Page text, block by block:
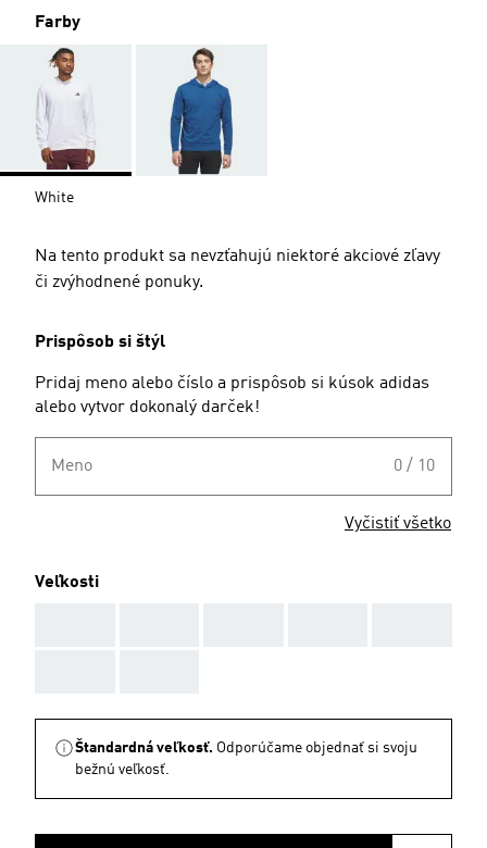
Farby
White
Na tento produkt sa nevzťahujú niektoré akciové zľavy
či zvýhodnené ponuky.
Prispôsob si štýl
Pridaj meno alebo číslo a prispôsob si kúsok adidas
alebo vytvor dokonalý darček!
Meno 0 / 10
Vyčistiť všetko
Veľkosti
Štandardná veľkosť. Odporúčame objednať si svoju
bežnú veľkosť.